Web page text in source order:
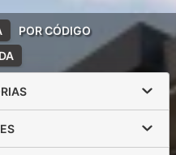
POR CÓDIGO